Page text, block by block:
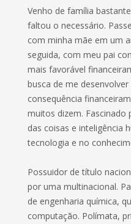
Venho de família
faltou o necessário.
com minha mãe em um
seguida, com meu pai
mais favorável
busca de me
consequência
muitos dizem. Fascinado
das coisas e inteligência
tecnologia e no
Possuidor de título
por uma multinacional.
de engenharia química,
computação. Polímata,